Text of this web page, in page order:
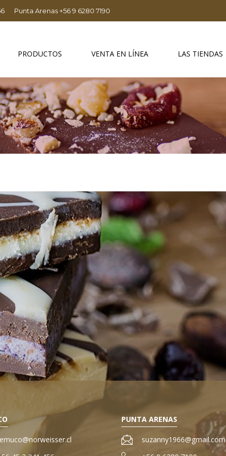
Punta Arenas +56 9 6280 7190
PRODUCTOS VENTA EN LÍNEA LAS TIENDAS
PUNTA ARENAS
suzanny1966@gmail.com